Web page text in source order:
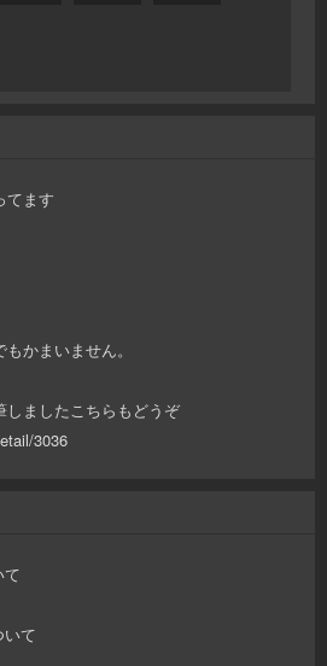
てます
かまいません。
しましたこちらもどうぞ
3036
て
て